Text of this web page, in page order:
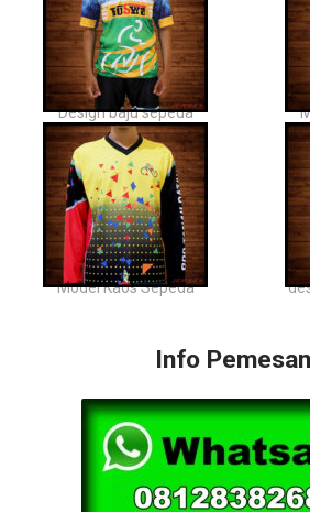
Design baju sepeda
Model Kaos Sepeda
Info